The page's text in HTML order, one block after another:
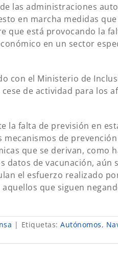
las administraciones
en marcha medidas
que está provocando la
en un sector
con el Ministerio de
de actividad para los
la falta de previsión en
de
que se derivan, como
datos de vacunación, aún
el esfuerzo realizado
que siguen
| Etiquetas: Autónomos,